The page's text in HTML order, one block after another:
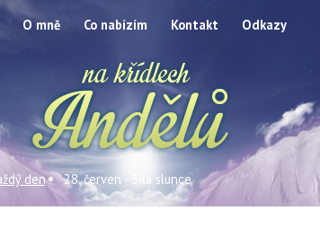
O mně Co nabízím Kontakt Odkazy
den 28. červen - Síla slunce